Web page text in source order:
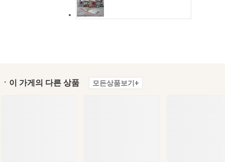
ㆍ이 가게의 다른 상품 모든상품보기+